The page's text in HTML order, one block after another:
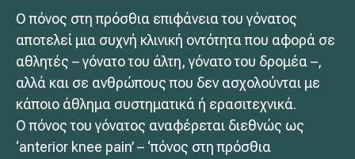
Ο πόνος στη πρόσθια επιφάνεια του γόνατος
αποτελεί μια συχνή κλινική οντότητα που αφορά σε
αθλητές – γόνατο του άλτη, γόνατο του δρομέα –,
αλλά και σε ανθρώπους που δεν ασχολούνται με
κάποιο άθλημα συστηματικά ή ερασιτεχνικά.
Ο πόνος του γόνατος αναφέρεται διεθνώς ως
‘anterior knee pain’ – ‘πόνος στη πρόσθια